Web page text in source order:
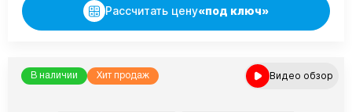
Рассчитать цену«под ключ»
В наличии Хит продаж Видео обзор